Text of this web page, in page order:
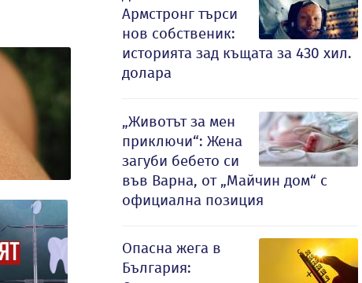
Армстронг търси
нов собственик:
историята зад къщата за 430 хил.
долара
„Животът за мен
приключи“: Жена
загуби бебето си
във Варна, от „Майчин дом“ с
официална позиция
Опасна жега в
България: